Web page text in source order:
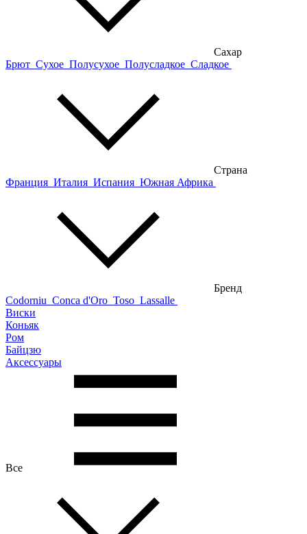
Сахар
Брют Сухое Полусухое Полусладкое Сладкое
Страна
Франция Италия Испания Южная Африка
Бренд
Codorniu Conca d'Oro Toso Lassalle
Виски
Коньяк
Ром
Байцзю
Аксессуары
Все